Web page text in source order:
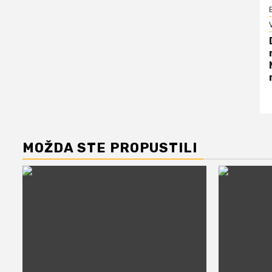
MOŽDA STE PROPUSTILI